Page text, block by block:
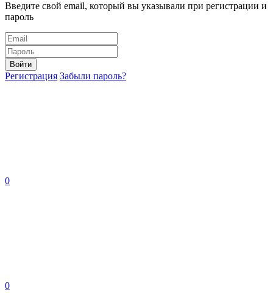
Введите свой email, который вы указывали при регистрации и
пароль
Войти
Регистрация Забыли пароль?
0
0